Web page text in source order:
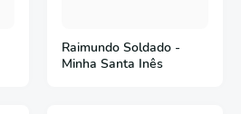
Raimundo Soldado -
Minha Santa Inês